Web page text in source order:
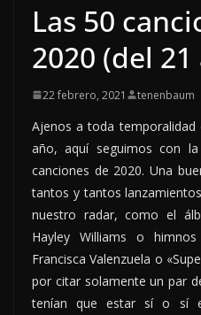
Las 50
2020 (del 21
22 febrero, 2021 tenenbaum
Ajenos a toda
año, aquí seguimos con
canciones de 2020. Una
tantos y tantos
nuestro radar, como el
Hayley Williams o
Francisca Valenzuela o
por citar solamente un par
tenían que estar sí o sí